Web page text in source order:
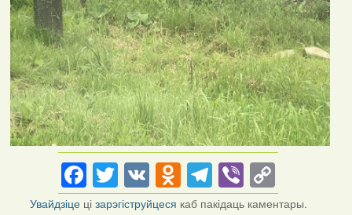
Facebook
Twitter
VKOdnoklassniki
Telegram
Viber
Link
Увайдзіце цізарэгіструйцеся каб пакідаць каментары.